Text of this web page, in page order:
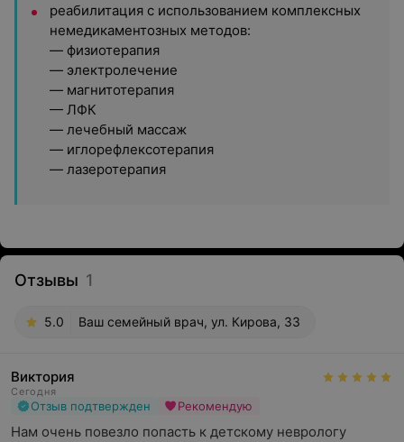
реабилитация с использованием комплексных
немедикаментозных методов:
— физиотерапия
— электролечение
— магнитотерапия
— ЛФК
— лечебный массаж
— иглорефлексотерапия
— лазеротерапия
Отзывы 1
5.0 Ваш семейный врач, ул. Кирова, 33
Виктория
Сегодня
Отзыв подтвержден Рекомендую
Нам очень повезло попасть к детскому неврологу